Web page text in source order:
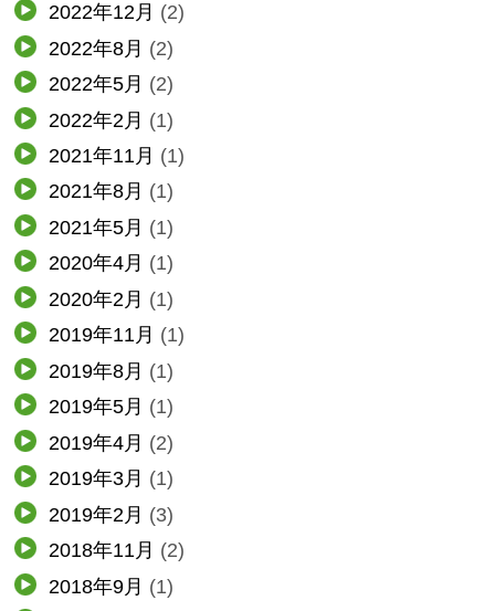
2022年12月 (2)
2022年8月 (2)
2022年5月 (2)
2022年2月 (1)
2021年11月 (1)
2021年8月 (1)
2021年5月 (1)
2020年4月 (1)
2020年2月 (1)
2019年11月 (1)
2019年8月 (1)
2019年5月 (1)
2019年4月 (2)
2019年3月 (1)
2019年2月 (3)
2018年11月 (2)
2018年9月 (1)